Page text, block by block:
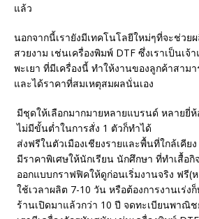
แล้ว
นอกจากนี้เรายังมีเทคโนโลยีใหม่ๆที่จะช่วย
สวยงาม เช่นเครื่องพิมพ์ DTF ซึ่งเราเป็นเจ้
พะเยา ที่มีเครื่องนี้ ทำให้งานของลูกค้าสาม
และได้ราคาที่สมเหตุสมผลนั่นเอง
มีชุดให้เลือกมากมายหลายแบรนด์ หลายยี่ห้
ไม่มีขั้นต่ำในการสั่ง 1 ตัวก็ทำได้
ส่งฟรีในตัวเมืองเชียงรายและพื้นที่ใกล้เคียง
มีราคาพิเศษให้นักเรียน นักศึกษา ที่ทำเสื้อกิ
ออกแบบกราฟฟิคให้ดูก่อนเริ่มงานจริง ฟรี(
ใช้เวลาผลิต 7-10 วัน หรือต้องการงานเร่ง
ร้านเปิดมาแล้วกว่า 10 ปี จดทะเบียนพาณิช